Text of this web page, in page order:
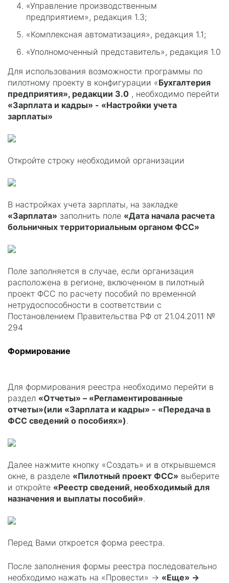
«Управление производственным
предприятием», редакция 1.3;
«Комплексная автоматизация», редакция 1.1;
«Уполномоченный представитель», редакция 1.0
Для использования возможности программы по
пилотному проекту в конфигурации «Бухгалтерия
предприятия», редакции 3.0 , необходимо перейти
«Зарплата и кадры» - «Настройки учета
зарплаты»
Откройте строку необходимой организации
В настройках учета зарплаты, на закладке
«Зарплата» заполнить поле «Дата начала расчета
больничных территориальным органом ФСС»
Поле заполняется в случае, если организация
расположена в регионе, включенном в пилотный
проект ФСС по расчету пособий по временной
нетрудоспособности в соответствии с
Постановлением Правительства РФ от 21.04.2011 №
294
Формирование
Для формирования реестра необходимо перейти в
раздел «Отчеты» – «Регламентированные
отчеты»(или «Зарплата и кадры» - «Передача в
ФСС сведений о пособиях»).
Далее нажмите кнопку «Создать» и в открывшемся
окне, в разделе «Пилотный проект ФСС» выберите
и откройте «Реестр сведений, необходимый для
назначения и выплаты пособий».
Перед Вами откроется форма реестра.
После заполнения формы реестра последовательно
необходимо нажать на «Провести» → «Еще» →